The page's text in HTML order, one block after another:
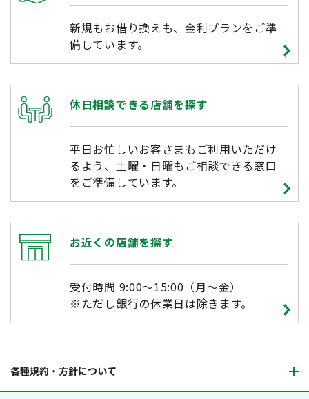
新規もお借り換えも、金利プランをご準
備しています。
休日相談できる店舗を探す
平日お忙しいお客さまもご利用いただけ
るよう、土曜・日曜もご相談できる窓口
をご準備しています。
お近くの店舗を探す
受付時間 9:00～15:00（月～金）
※ただし銀行の休業日は除きます。
各種規約・方針について